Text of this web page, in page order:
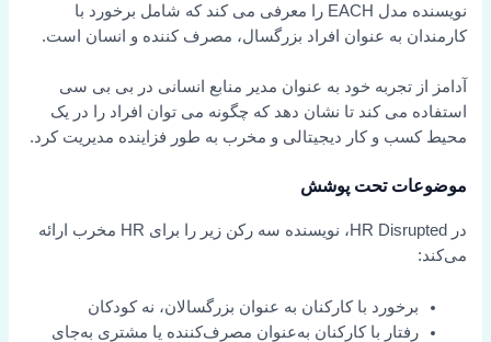
نویسنده مدل EACH را معرفی می کند که شامل برخورد با
کارمندان به عنوان افراد بزرگسال، مصرف کننده و انسان است.
آدامز از تجربه خود به عنوان مدیر منابع انسانی در بی بی سی
استفاده می کند تا نشان دهد که چگونه می توان افراد را در یک
محیط کسب و کار دیجیتالی و مخرب به طور فزاینده مدیریت کرد.
موضوعات تحت پوشش
در HR Disrupted، نویسنده سه رکن زیر را برای HR مخرب ارائه
می‌کند:
برخورد با کارکنان به عنوان بزرگسالان، نه کودکان
رفتار با کارکنان به‌عنوان مصرف‌کننده یا مشتری به‌جای